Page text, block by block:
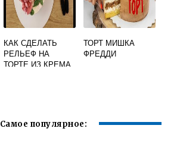
КАК СДЕЛАТЬ
РЕЛЬЕФ НА
ТОРТЕ ИЗ КРЕМА
ТОРТ МИШКА
ФРЕДДИ
Самое популярное: